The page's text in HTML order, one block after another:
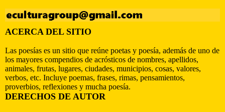
ACERCA DEL SITIO
Las poesías es un sitio que reúne poetas y poesía, además de uno de
los mayores compendios de acrósticos de nombres, apellidos,
animales, frutas, lugares, ciudades, municipios, cosas, valores,
verbos, etc. Incluye poemas, frases, rimas, pensamientos,
proverbios, reflexiones y mucha poesía.
DERECHOS DE AUTOR